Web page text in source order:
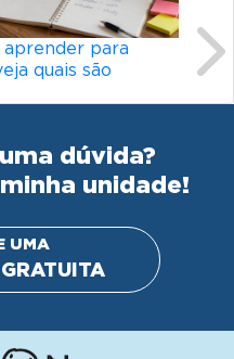
para
são
Conheça
didático
dúvida?
unidade!
UMA